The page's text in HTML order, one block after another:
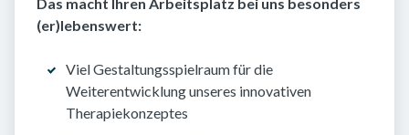
(er)lebenswert:
Viel Gestaltungsspielraum für die
Weiterentwicklung unseres innovativen
Therapiekonzeptes